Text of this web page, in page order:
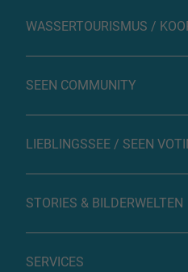
WASSERTOURISMUS /
SEEN COMMUNITY
LIEBLINGSSEE / SEEN
STORIES & BILDERWELTEN
SERVICES